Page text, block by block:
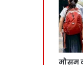
मौसम